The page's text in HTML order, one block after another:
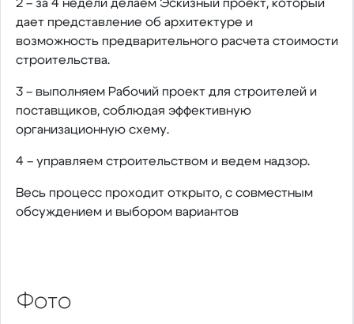
2 – за 4 недели делаем Эскизный проект, который
дает представление об архитектуре и
возможность предварительного расчета стоимости
строительства.
3 – выполняем Рабочий проект для строителей и
поставщиков, соблюдая эффективную
организационную схему.
4 – управляем строительством и ведем надзор.
Весь процесс проходит открыто, с совместным
обсуждением и выбором вариантов
Фото